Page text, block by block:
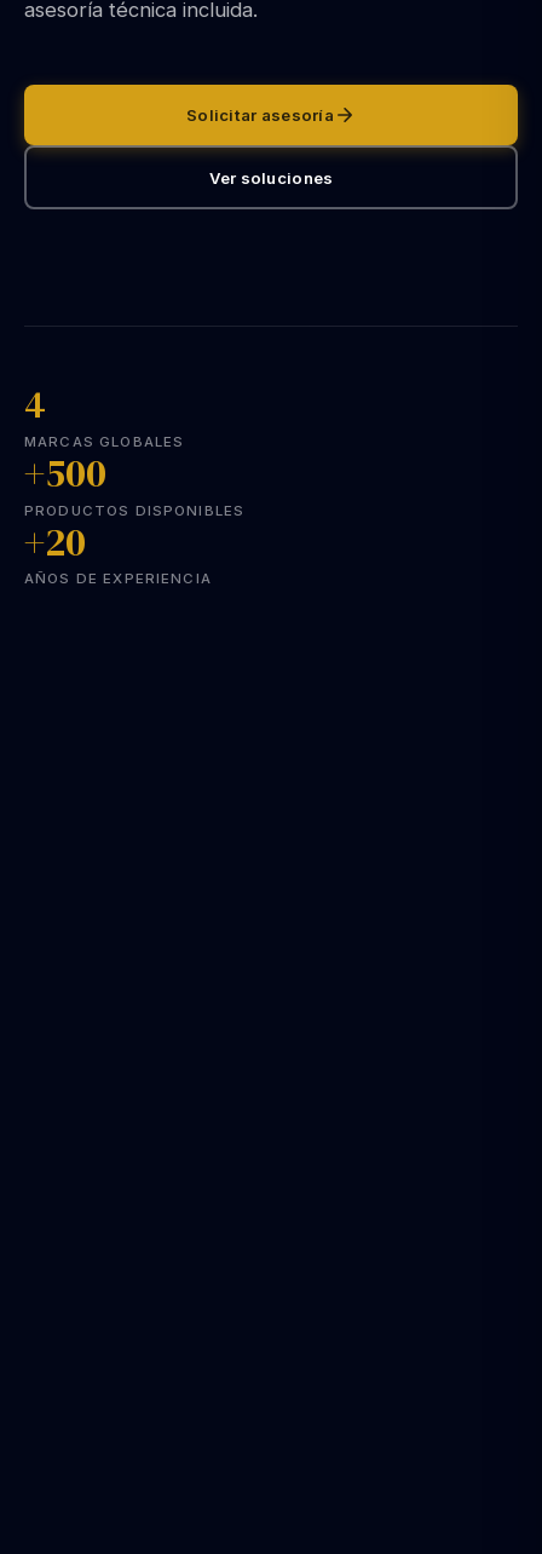
asesoría técnica incluida.
Solicitar asesoría
Ver soluciones
4
MARCAS GLOBALES
+500
PRODUCTOS DISPONIBLES
+20
AÑOS DE EXPERIENCIA